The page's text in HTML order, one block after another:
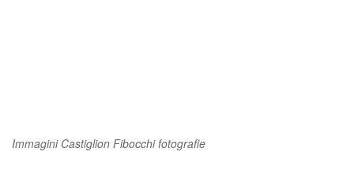
Immagini Castiglion Fibocchi fotografie